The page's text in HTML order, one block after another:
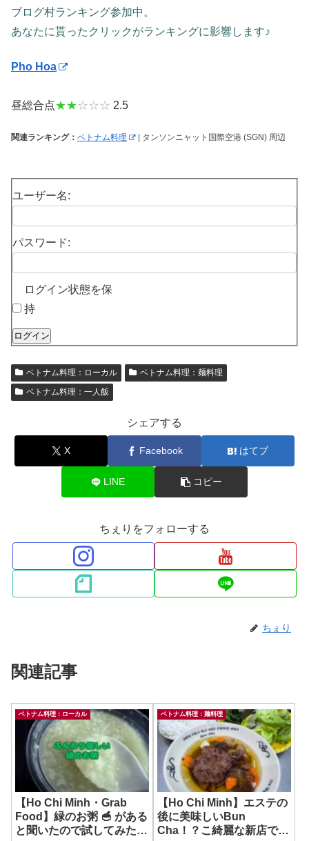
ブログ村ランキング参加中。
あなたに貰ったクリックがランキングに影響します♪
Pho Hoa
昼総合点★★☆☆☆ 2.5
関連ランキング： ベトナム料理 | タンソンニャット国際空港 (SGN) 周辺
ユーザー名:
パスワード:
ログイン状態を保
持
ログイン
ベトナム料理：ローカル
ベトナム料理：麺料理
ベトナム料理：一人飯
シェアする
X Facebook はてブ
LINE コピー
ちぇりをフォローする
ちぇり
関連記事
ベトナム料理：ローカル
【Ho Chi Minh・Grab
Food】緑のお粥 🥣 がある
と聞いたので試してみた
ベトナム料理：麺料理
【Ho Chi Minh】エステの
後に美味しいBun
Cha！？こ綺麗な新店でき